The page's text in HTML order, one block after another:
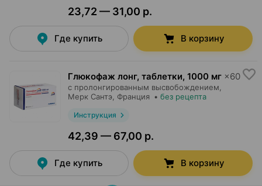
23,72 — 31,00 р.
Где купить В корзину
Глюкофаж лонг, таблетки, 1000 мг ×60
с пролонгированным высвобождением,
Мерк Сантэ , Франция • без рецепта
Инструкция
42,39 — 67,00 р.
Где купить В корзину